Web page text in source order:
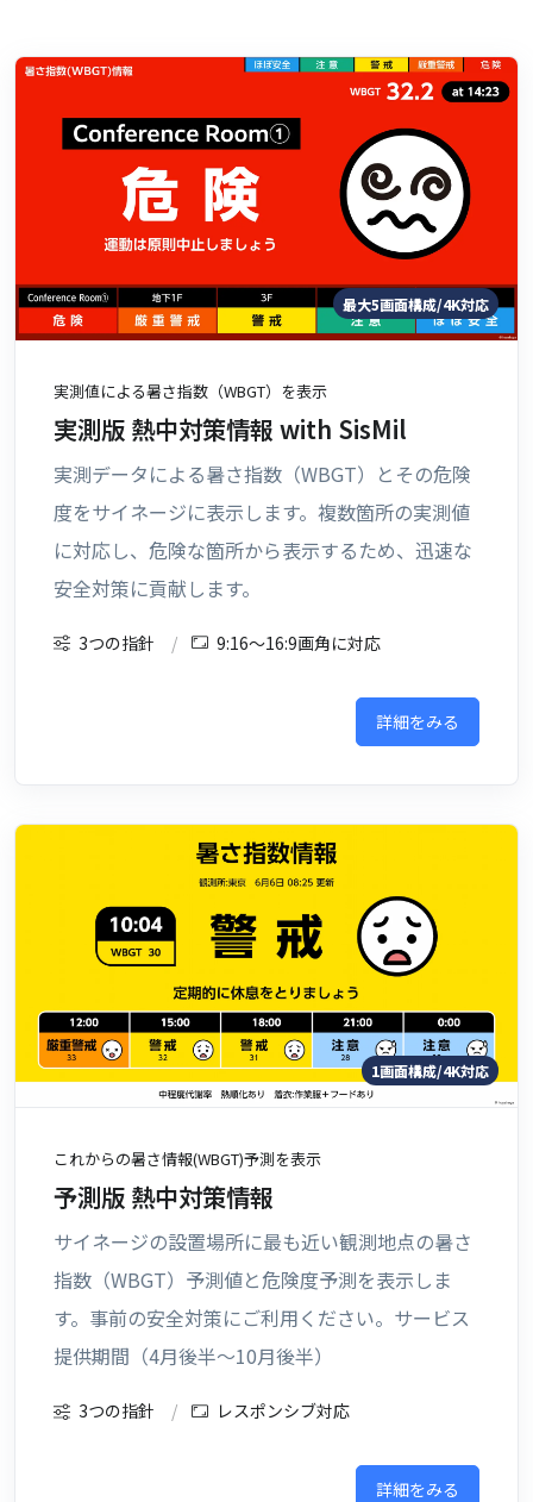
最大5画面構成/4K対応
実測値による暑さ指数（WBGT）を表示
実測版 熱中対策情報 with SisMil
実測データによる暑さ指数（WBGT）とその危険
度をサイネージに表示します。複数箇所の実測値
に対応し、危険な箇所から表示するため、迅速な
安全対策に貢献します。
3つの指針 9:16〜16:9画角に対応
詳細をみる
1画面構成/4K対応
これからの暑さ情報(WBGT)予測を表示
予測版 熱中対策情報
サイネージの設置場所に最も近い観測地点の暑さ
指数（WBGT）予測値と危険度予測を表示しま
す。事前の安全対策にご利用ください。サービス
提供期間（4月後半〜10月後半）
3つの指針 レスポンシブ対応
詳細をみる